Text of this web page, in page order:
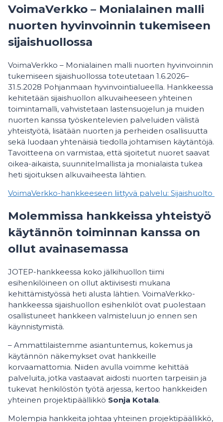
VoimaVerkko – Monialainen malli
nuorten hyvinvoinnin tukemiseen
sijaishuollossa
VoimaVerkko – Monialainen malli nuorten hyvinvoinnin
tukemiseen sijaishuollossa toteutetaan 1.6.2026–
31.5.2028 Pohjanmaan hyvinvointialueella. Hankkeessa
kehitetään sijaishuollon alkuvaiheeseen yhteinen
toimintamalli, vahvistetaan lastensuojelun ja muiden
nuorten kanssa työskentelevien palveluiden välistä
yhteistyötä, lisätään nuorten ja perheiden osallisuutta
sekä luodaan yhtenäisiä tiedolla johtamisen käytäntöjä.
Tavoitteena on varmistaa, että sijoitetut nuoret saavat
oikea-aikaista, suunnitelmallista ja monialaista tukea
heti sijoituksen alkuvaiheesta lähtien.
VoimaVerkko-hankkeeseen liittyvä palvelu: Sijaishuolto
Molemmissa hankkeissa yhteistyö
käytännön toiminnan kanssa on
ollut avainasemassa
JOTEP-hankkeessa koko jälkihuollon tiimi
esihenkilöineen on ollut aktiivisesti mukana
kehittämistyössä heti alusta lähtien. VoimaVerkko-
hankkeessa sijaishuollon esihenkilöt ovat puolestaan
osallistuneet hankkeen valmisteluun jo ennen sen
käynnistymistä.
– Ammattilaistemme asiantuntemus, kokemus ja
käytännön näkemykset ovat hankkeille
korvaamattomia. Niiden avulla voimme kehittää
palveluita, jotka vastaavat aidosti nuorten tarpeisiin ja
tukevat henkilöstön työtä arjessa, kertoo hankkeiden
yhteinen projektipäällikkö Sonja Kotala.
Molempia hankkeita johtaa yhteinen projektipäällikkö,